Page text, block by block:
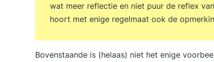
wat meer reflectie en niet puur de reflex
hoort met enige regelmaat ook de
Bovenstaande is (helaas) niet het enige